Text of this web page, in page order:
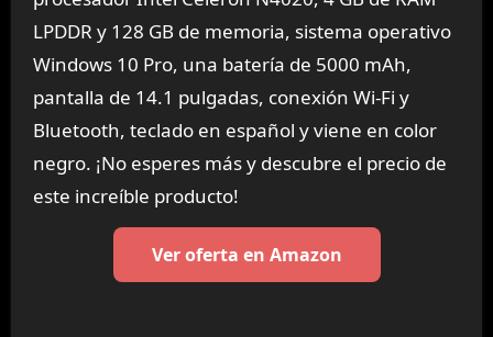
LPDDR y 128 GB de memoria, sistema operativo
Windows 10 Pro, una batería de 5000 mAh,
pantalla de 14.1 pulgadas, conexión Wi-Fi y
Bluetooth, teclado en español y viene en color
negro. ¡No esperes más y descubre el precio de
este increíble producto!
Ver oferta en Amazon